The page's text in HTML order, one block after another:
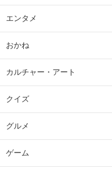
エンタメ
おかね
カルチャー・アート
クイズ
グルメ
ゲーム